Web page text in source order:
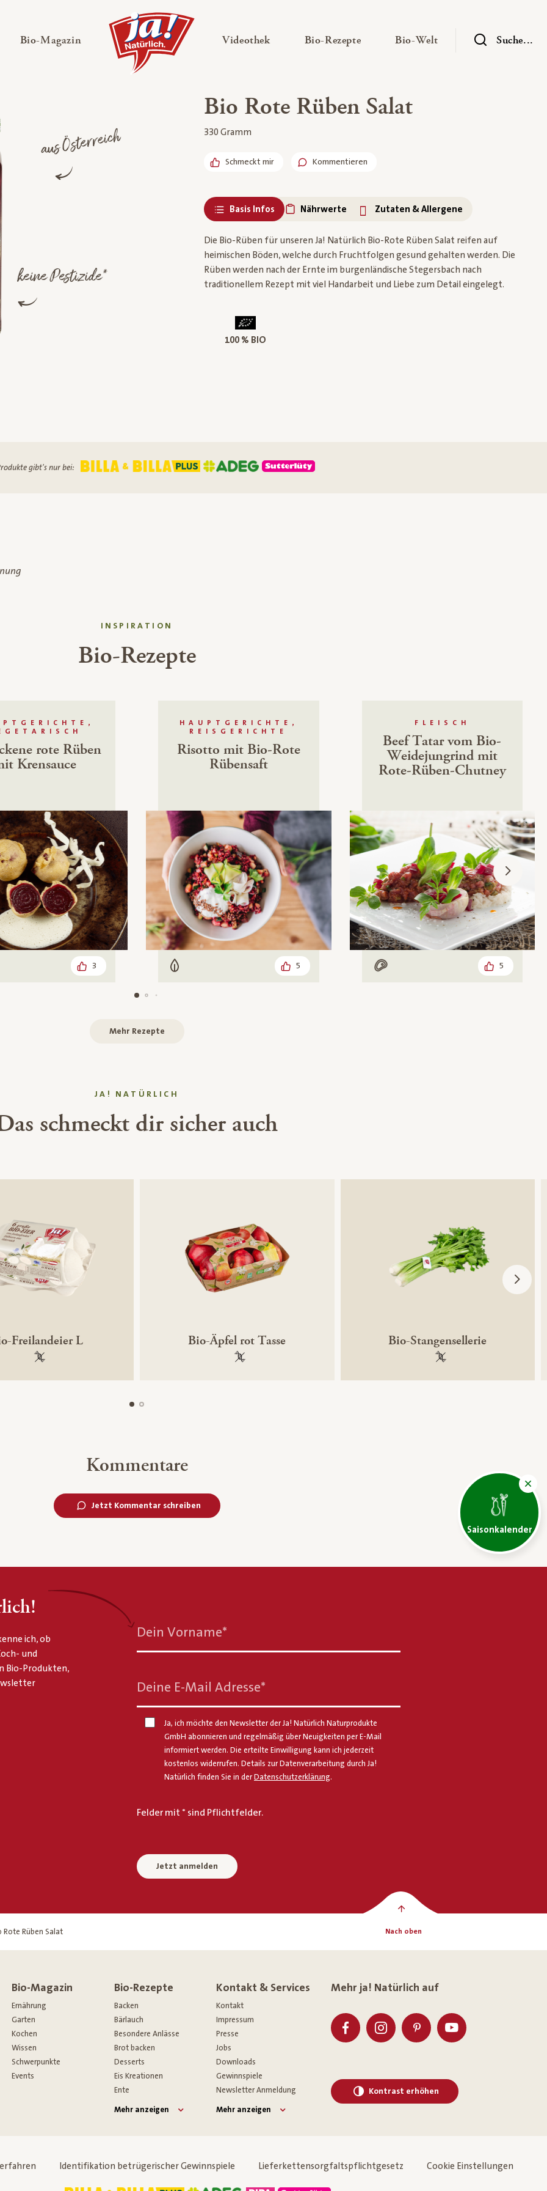
ausklappen
Bio-Magazin — Untermenü ausklappen Videothek— Untermenü ausklappen
Bio-Rezepte— Untermenü ausklappen
Bio-Welt — UntermenüSuche...
Saisonkalender
aus Österreich
keine Pestizide*
Bio Rote Rüben Salat
330 Gramm
Schmeckt mir Kommentieren
Basis Infos Nährwerte Zutaten & Allergene
Die Bio-Rüben für unseren Ja! Natürlich Bio-Rote Rüben Salat reifen auf
heimischen Böden, welche durch Fruchtfolgen gesund gehalten werden. Die
Rüben werden nach der Ernte im burgenländische Stegersbach nach
traditionellem Rezept mit viel Handarbeit und Liebe zum Detail eingelegt.
100 % BIO
gibt's nur bei:
INSPIRATION
Bio-Rezepte
rote Rüben
Krensauce
3
HAUPTGERICHTE,
REISGERICHTE
Risotto mit Bio-Rote
Rübensaft
Vegetarisch 5
FLEISCH
Beef Tatar vom Bio-
Weidejungrind mit
Rote-Rüben-Chutney
Mit Fleisch 5
Mehr Rezepte
JA! NATÜRLICH
schmeckt dir sicher auch
Freilandeier L
100 % gentechnikfrei
Bio-Äpfel rot Tasse
100 % gentechnikfrei
Bio-Stangensellerie
100 % gentechnikfrei
Kommentare
Jetzt Kommentar schreiben
ich, ob
und
Bio-Produkten,
Dein Vorname*
Deine E-Mail Adresse*
Ja, ich möchte den Newsletter der Ja! Natürlich Naturprodukte
GmbH abonnieren und regelmäßig über Neuigkeiten per E-Mail
informiert werden. Die erteilte Einwilligung kann ich jederzeit
kostenlos widerrufen. Details zur Datenverarbeitung durch Ja!
Natürlich finden Sie in der Datenschutzerklärung.
Felder mit * sind Pflichtfelder.
Jetzt anmelden
Rote Rüben Salat Nach oben
Bio-Magazin
Ernährung
Garten
Kochen
Wissen
Schwerpunkte
Events
Bio-Rezepte
Backen
Bärlauch
Besondere Anlässe
Brot backen
Desserts
Eis Kreationen
Ente
Mehr anzeigen
Kontakt & Services
Kontakt
Impressum
Presse
Jobs
Downloads
Gewinnspiele
Newsletter Anmeldung
Mehr anzeigen
Mehr ja! Natürlich auf
Kontrast erhöhen
Identifikation betrügerischer Gewinnspiele Lieferkettensorgfaltspflichtgesetz Cookie Einstellungen